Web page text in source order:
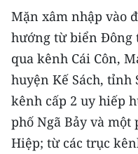
TIN MỚI
TIN ĐỊA PHƯƠNG
Trung du và miền núi
Đồng bằng sông
Mặn xâm nhập vào
hướng từ biển Đông
qua kênh Cái Côn,
huyện Kế Sách, tỉnh
kênh cấp 2 uy hiếp
phố Ngã Bảy và một
Hiệp; từ các trục